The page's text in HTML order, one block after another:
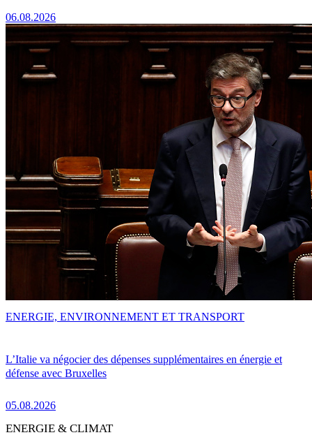
06.08.2026
L’Italie va négocier des dépenses supplémentaires en énergie et
défense avec Bruxelles
05.08.2026
ENERGIE, ENVIRONNEMENT ET TRANSPORT
ENERGIE & CLIMAT